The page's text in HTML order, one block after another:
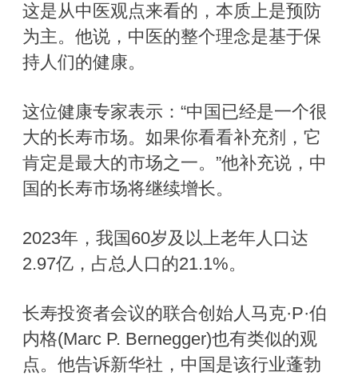
这是从中医观点来看的，本质上是预防
为主。他说，中医的整个理念是基于保
持人们的健康。
这位健康专家表示：“中国已经是一个很
大的长寿市场。如果你看看补充剂，它
肯定是最大的市场之一。”他补充说，中
国的长寿市场将继续增长。
2023年，我国60岁及以上老年人口达
2.97亿，占总人口的21.1%。
长寿投资者会议的联合创始人马克·P·伯
内格(Marc P. Bernegger)也有类似的观
点。他告诉新华社，中国是该行业蓬勃